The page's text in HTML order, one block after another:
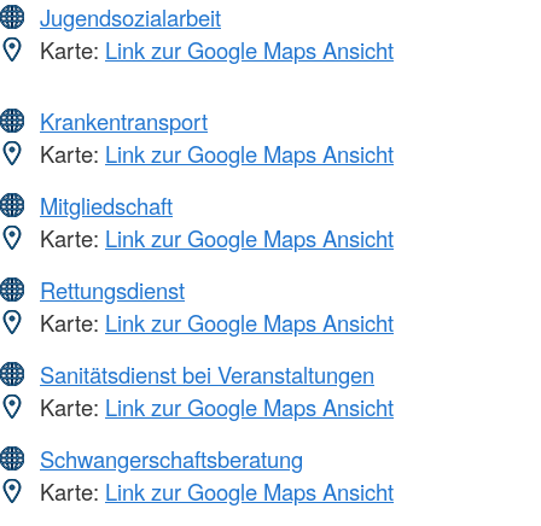
Jugendsozialarbeit
Karte: Link zur Google Maps Ansicht
Krankentransport
Karte: Link zur Google Maps Ansicht
Mitgliedschaft
Karte: Link zur Google Maps Ansicht
Rettungsdienst
Karte: Link zur Google Maps Ansicht
Sanitätsdienst bei Veranstaltungen
Karte: Link zur Google Maps Ansicht
Schwangerschaftsberatung
Karte: Link zur Google Maps Ansicht